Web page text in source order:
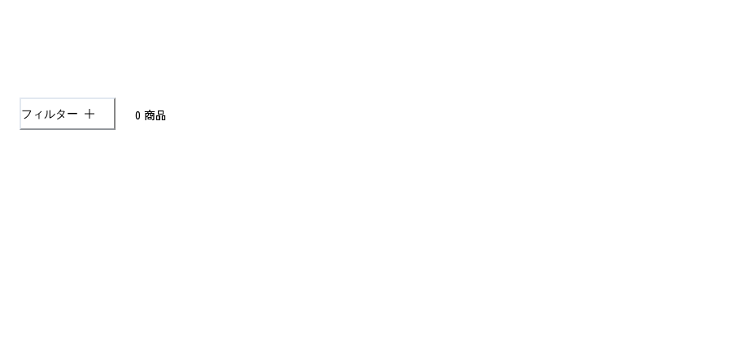
フィルター 0 商品